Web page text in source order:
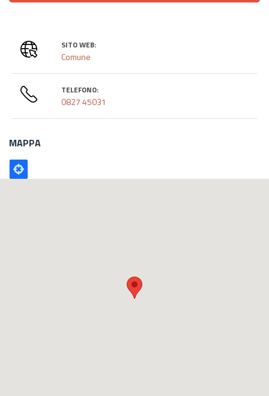
SITO WEB:
Comune
TELEFONO:
0827 45031
MAPPA
Poligono
GEO